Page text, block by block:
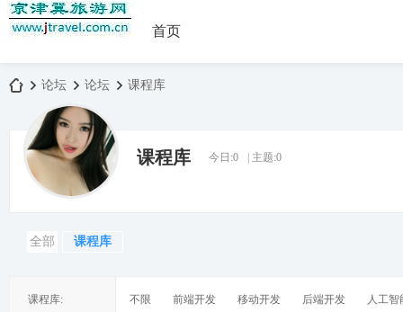
首页
»
论坛
›
论坛 课程库
课程库 今日:0 主题:0
全部 课程库
课程库: 不限 前端开发 移动开发 后端开发 人工智